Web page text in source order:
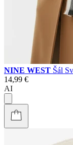
NINE WEST Šál
14,99 €
AI